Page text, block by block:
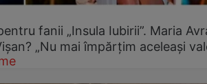
fanii „Insula Iubirii”. Maria
„Nu mai împărțim aceleași